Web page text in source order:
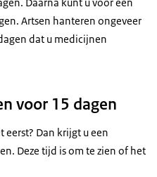
Artsen hanteren ongeveer
dat u medicijnen
voor 15 dagen
Dan krijgt u een
Deze tijd is om te zien of het